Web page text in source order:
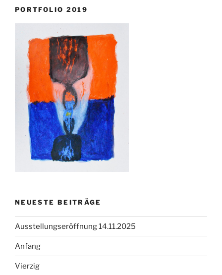
PORTFOLIO 2019
NEUESTE BEITRÄGE
Ausstellungseröffnung 14.11.2025
Anfang
Vierzig